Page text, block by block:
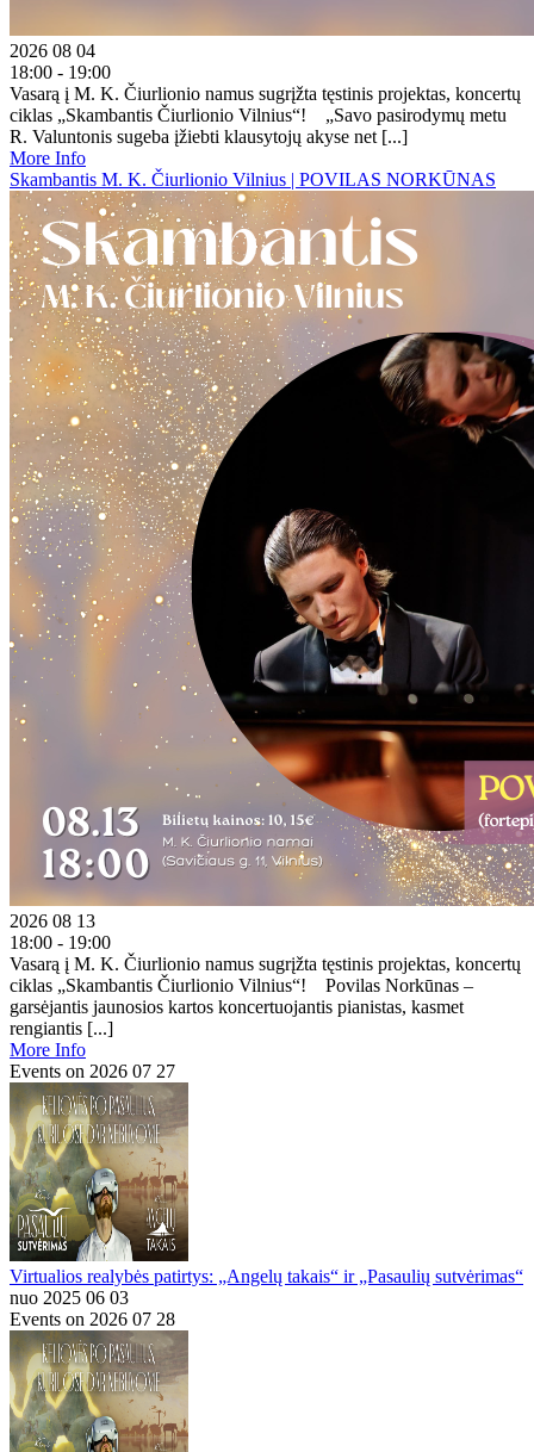
2026 08 04
18:00 - 19:00
Vasarą į M. K. Čiurlionio namus sugrįžta tęstinis projektas, koncertų
ciklas „Skambantis Čiurlionio Vilnius“! „Savo pasirodymų metu
R. Valuntonis sugeba įžiebti klausytojų akyse net [...]
More Info
Skambantis M. K. Čiurlionio Vilnius | POVILAS NORKŪNAS
2026 08 13
18:00 - 19:00
Vasarą į M. K. Čiurlionio namus sugrįžta tęstinis projektas, koncertų
ciklas „Skambantis Čiurlionio Vilnius“! Povilas Norkūnas –
garsėjantis jaunosios kartos koncertuojantis pianistas, kasmet
rengiantis [...]
More Info
Events on 2026 07 27
Virtualios realybės patirtys: „Angelų takais“ ir „Pasaulių sutvėrimas“
nuo 2025 06 03
Events on 2026 07 28